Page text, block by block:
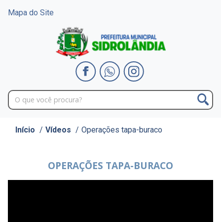
Mapa do Site
Início / Vídeos / Operações tapa-buraco
OPERAÇÕES TAPA-BURACO